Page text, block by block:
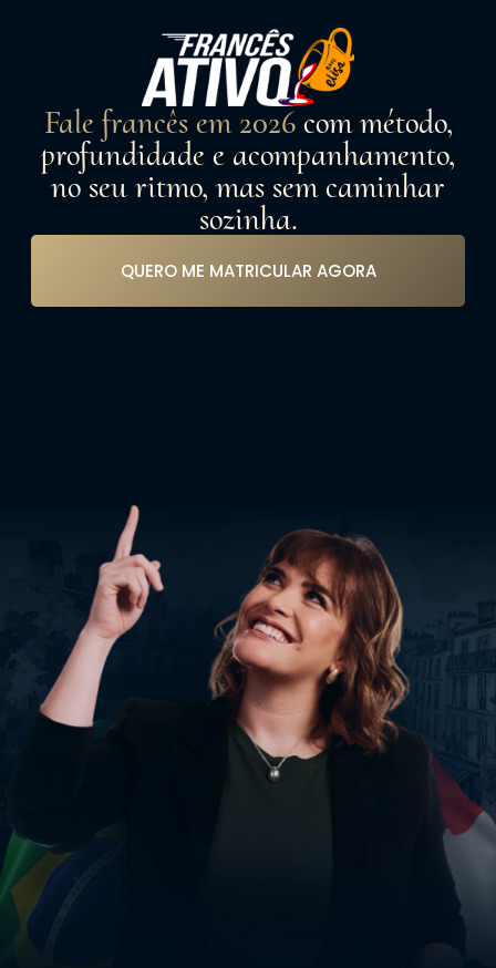
Fale francês em 2026 com método,
profundidade e acompanhamento,
no seu ritmo, mas sem caminhar
sozinha.
QUERO ME MATRICULAR AGORA